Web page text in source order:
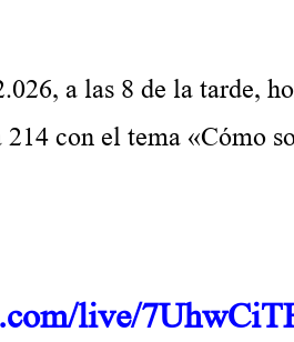
a las 8 de la tarde,
con el tema «Cómo
live/